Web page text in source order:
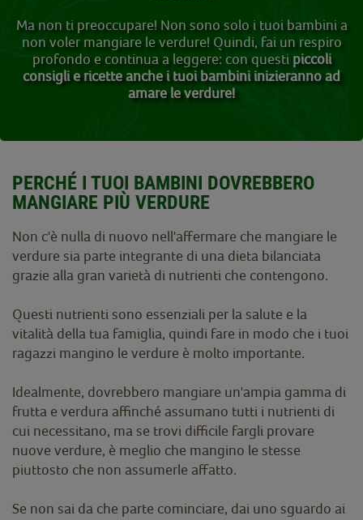
Ma non ti preoccupare! Non sono solo i tuoi bambini a
non voler mangiare le verdure! Quindi, fai un respiro
profondo e continua a leggere: con questi piccoli
consigli e ricetteanche i tuoi bambini inizieranno ad
amare le verdure!
PERCHÉ I TUOI BAMBINI DOVREBBERO
MANGIARE PIÙ VERDURE
Non c'è nulla di nuovo nell'affermare che mangiare le
verdure sia parte integrante di una dieta bilanciata
grazie alla gran varietà di nutrienti che contengono.
Questi nutrienti sono essenziali per la salute e la
vitalità della tua famiglia, quindi fare in modo che i tuoi
ragazzi mangino le verdure è molto importante.
Idealmente, dovrebbero mangiare un'ampia gamma di
frutta e verdura affinché assumano tutti i nutrienti di
cui necessitano, ma se trovi difficile fargli provare
nuove verdure, è meglio che mangino le stesse
piuttosto che non assumerle affatto.
Se non sai da che parte cominciare, dai uno sguardo ai